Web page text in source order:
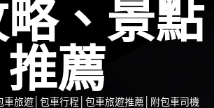
、景點
推薦
車旅遊│包車行程│包車旅遊推薦│附包車司機